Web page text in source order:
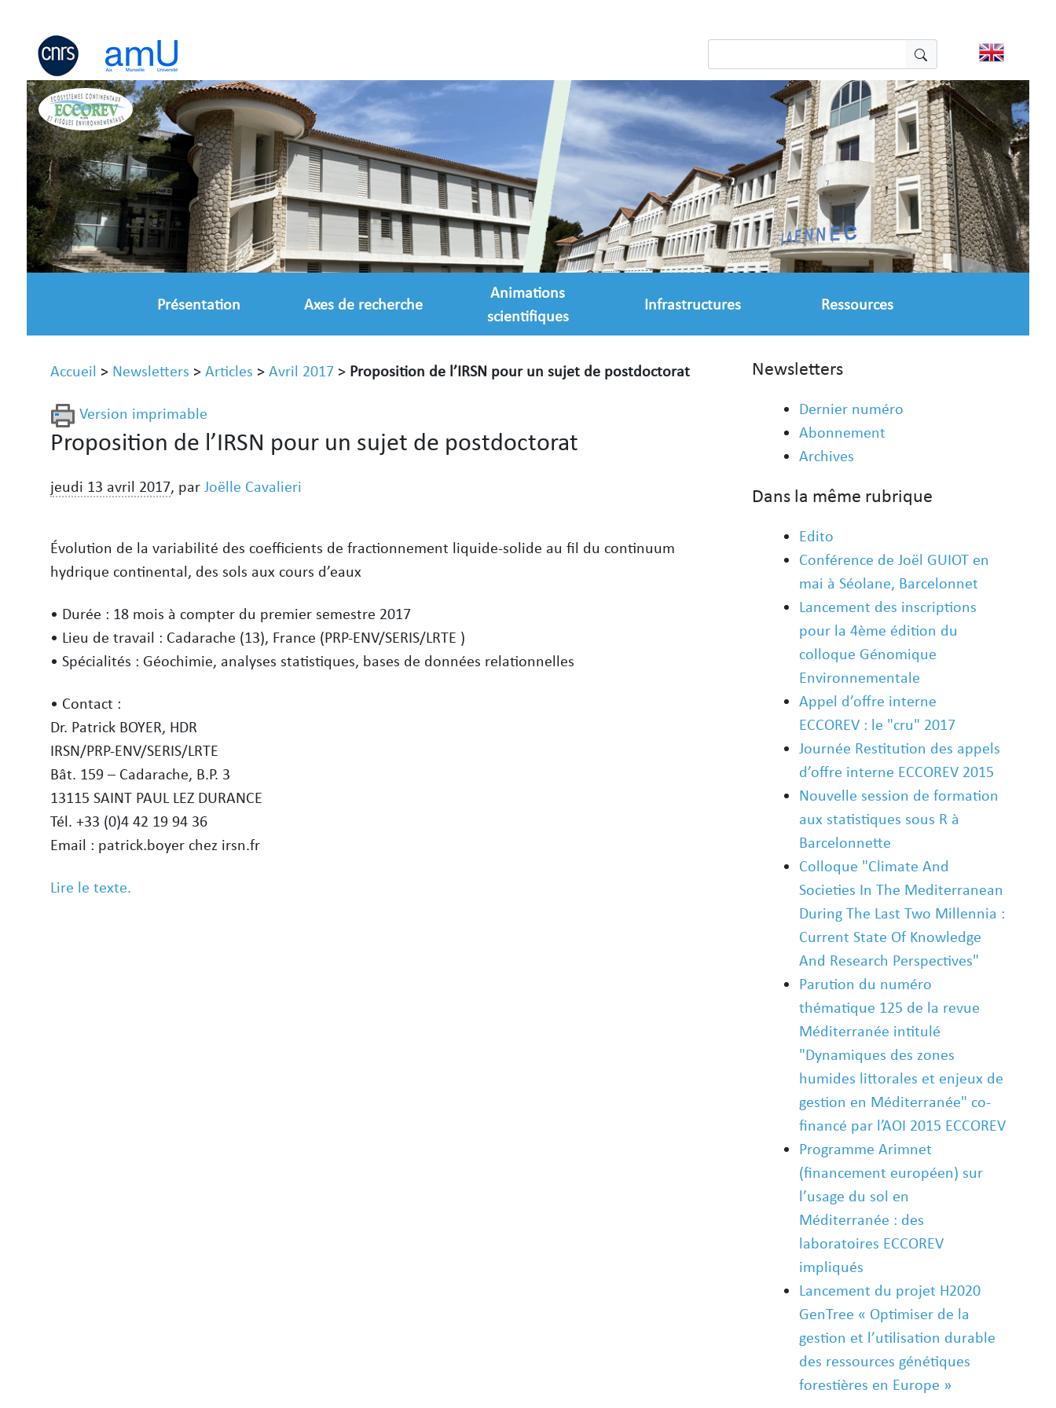
Présentation Axes de recherche
Animations
scientifiques
Infrastructures Ressources
Accueil > Newsletters > Articles > Avril 2017> Proposition de l’IRSN pour un sujet de postdoctorat
Version imprimable
Proposition de l’IRSN pour un sujet de postdoctorat
jeudi 13 avril 2017, par Joëlle Cavalieri
Évolution de la variabilité des coefficients de fractionnement liquide-solide au fil du continuum
hydrique continental, des sols aux cours d’eaux
• Durée : 18 mois à compter du premier semestre 2017
• Lieu de travail : Cadarache (13), France (PRP-ENV/SERIS/LRTE )
• Spécialités : Géochimie, analyses statistiques, bases de données relationnelles
• Contact :
Dr. Patrick BOYER, HDR
IRSN/PRP-ENV/SERIS/LRTE
Bât. 159 – Cadarache, B.P. 3
13115 SAINT PAUL LEZ DURANCE
Tél. +33 (0)4 42 19 94 36
Email : patrick.boyerchez irsn.fr
Lire le texte.
Newsletters
Dernier numéro
Abonnement
Archives
Dans la même rubrique
Edito
Conférence de Joël GUIOT en
mai à Séolane, Barcelonnet
Lancement des inscriptions
pour la 4ème édition du
colloque Génomique
Environnementale
Appel d’offre interne
ECCOREV : le "cru" 2017
Journée Restitution des appels
d’offre interne ECCOREV 2015
Nouvelle session de formation
aux statistiques sous R à
Barcelonnette
Colloque "Climate And
Societies In The Mediterranean
During The Last Two Millennia :
Current State Of Knowledge
And Research Perspectives"
Parution du numéro
thématique 125 de la revue
Méditerranée intitulé
"Dynamiques des zones
humides littorales et enjeux de
gestion en Méditerranée" co-
financé par l’AOI 2015 ECCOREV
Programme Arimnet
(financement européen) sur
l’usage du sol en
Méditerranée : des
laboratoires ECCOREV
impliqués
Lancement du projet H2020
GenTree « Optimiser de la
gestion et l’utilisation durable
des ressources génétiques
forestières en Europe »
Panneau de gestion des cookies